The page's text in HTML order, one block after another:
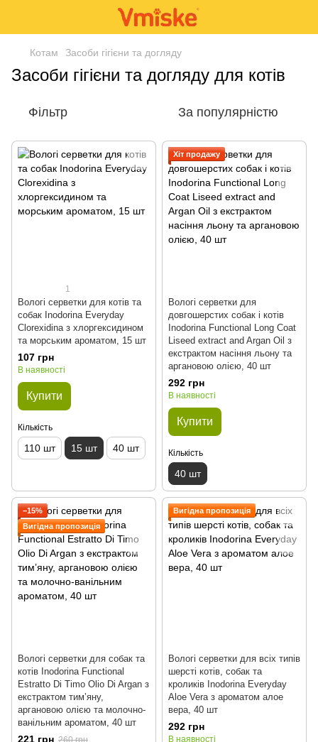
Котам Засоби гігієни та догляду
Засоби гігієни та догляду для котів
Фільтр За популярністю
1
Вологі серветки для котів та
собак Inodorina Everyday
Clorexidina з хлоргексидином
та морським ароматом, 15 шт
107 грн
В наявності
Купити
Кількість
110 шт 15 шт 40 шт
Хіт продажу
Вологі серветки для
довгошерстих собак і котів
Inodorina Functional Long Coat
Liseed extract and Argan Oil з
екстрактом насіння льону та
аргановою олією, 40 шт
292 грн
В наявності
Купити
Кількість
40 шт
−15%
Вигідна пропозиція
Вологі серветки для собак та
котів Inodorina Functional
Estratto Di Timo Olio Di Argan з
екстрактом тимʼяну,
аргановою олією та молочно-
ванільним ароматом, 40 шт
221 грн 260 грн
Вигідна пропозиція
Вологі серветки для всіх типів
шерсті котів, собак та
кроликів Inodorina Everyday
Aloe Vera з ароматом алое
вера, 40 шт
292 грн
В наявності